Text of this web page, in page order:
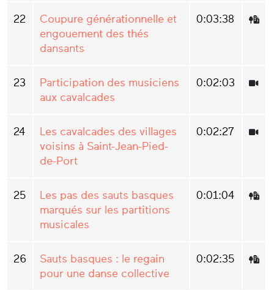
22
Coupure générationnelle et
engouement des thés
dansants
0:03:38
23
Participation des musiciens
aux cavalcades
0:02:03
24
Les cavalcades des villages
voisins à Saint-Jean-Pied-
de-Port
0:02:27
25
Les pas des sauts basques
marqués sur les partitions
musicales
0:01:04
26
Sauts basques : le regain
pour une danse collective
0:02:35